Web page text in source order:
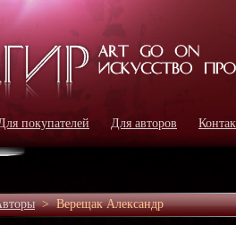
покупателей Для авторов
>Верещак Александр